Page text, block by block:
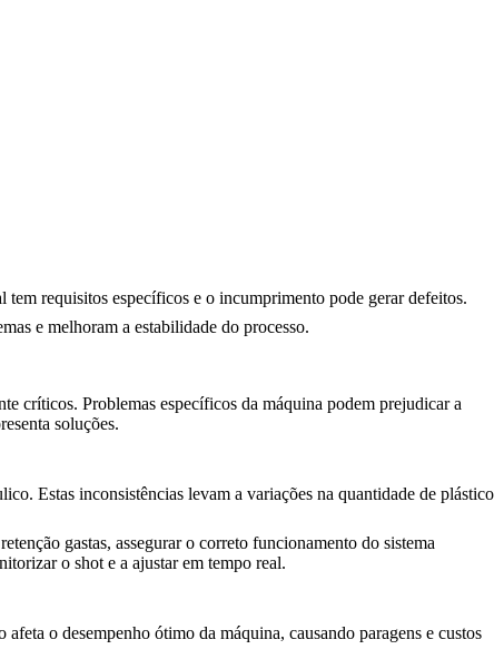
requisitos específicos e o incumprimento pode gerar defeitos.
e melhoram a estabilidade do processo.
críticos. Problemas específicos da máquina podem prejudicar a
soluções.
Estas inconsistências levam a variações na quantidade de plástico
gastas, assegurar o correto funcionamento do sistema
o shot e a ajustar em tempo real.
o desempenho ótimo da máquina, causando paragens e custos